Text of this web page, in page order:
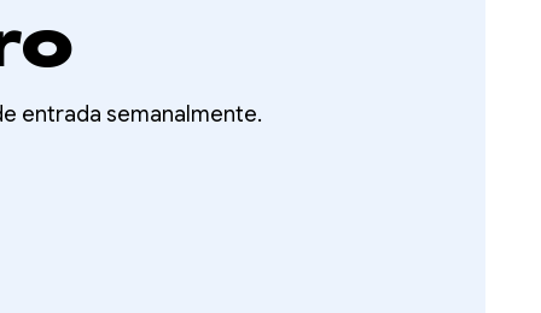
entrada semanalmente.